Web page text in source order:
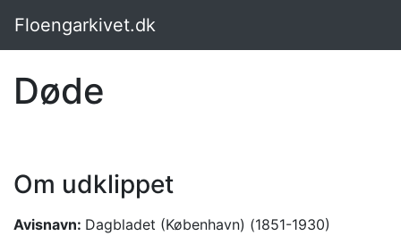
Floengarkivet.dk
Døde
Om udklippet
Avisnavn: Dagbladet (København) (1851-1930)